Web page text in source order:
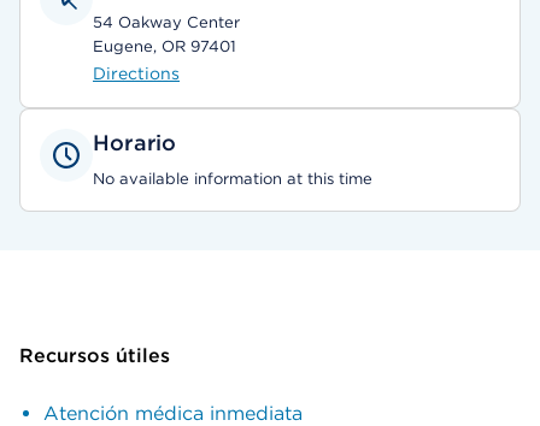
54 Oakway Center
Eugene, OR 97401
Directions
Horario
No available information at this time
Recursos útiles
Atención médica inmediata